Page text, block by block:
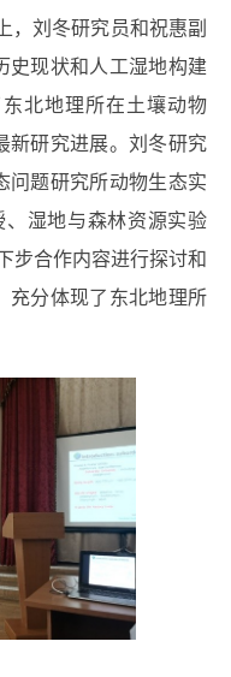
，刘冬研究员和祝惠副
史现状和人工湿地构建
北地理所在土壤动物
新研究进展。刘冬研究
问题研究所动物生态实
、湿地与森林资源实验
步合作内容进行探讨和
充分体现了东北地理所